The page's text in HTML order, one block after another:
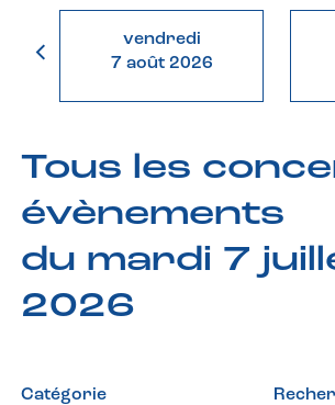
vendredi
7 août 2026
Tous les
évènements
du mardi 7
2026
Catégorie